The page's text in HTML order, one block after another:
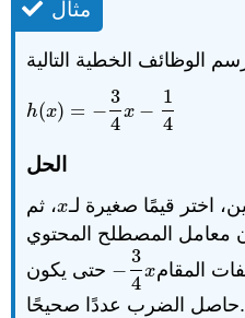
مثال
h(x) = −
3
4
x −
1
4
h(x)=− 34x−1 4
الحل
اختر قيمًا صغيرة لـx
x، ثم
معامل المصطلح المحتوي
المقام −
3
4
x
−34x
حتى يكون
حاصل الضرب عددًا صحيحًا.